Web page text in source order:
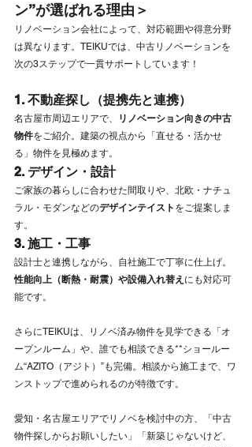
ン”が選ばれる理由＞
リノベーション会社によって、対応範囲や得意分野
は異なります。TEIKUでは、中古リノベーションを
次の3ステップで一貫サポートしています！
1. 不動産探し（提携先と連携）
名古屋市周辺エリアで、
リノベーション向きの中古
物件をご紹介。建築の視点から「直せる・活かせ
る」物件を見極めます。
2. デザイン・設計
ご家族の暮らしに合わせた間取りや、北欧・ナチュ
ラル・モダンなどのデザインテイスト をご提案しま
す。
3. 施工・工事
設計士と連携しながら、自社施工で丁寧に仕上げ。
性能向上（断熱・耐震）や設備入れ替え にも対応可
能です。
さらにTEIKUは、リノベ済み物件を見学できる「オ
ープンルーム」や、誰でも相談できる**ショールー
ム“AZITO（アジト）”も完備。相談から施工まで、ワ
ンストップで進められるのが特徴です。
愛知・名古屋エリアでリノベを検討中の方、「中古
物件探しからお願いしたい」「新築じゃないけど、